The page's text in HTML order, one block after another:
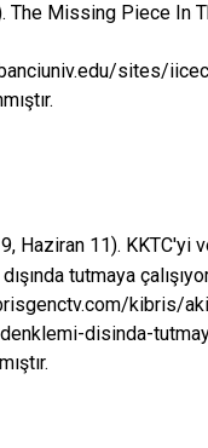
The Missing Piece In
sites/
Haziran 11). KKTC'yi
tutmaya
kibris/
disinda-